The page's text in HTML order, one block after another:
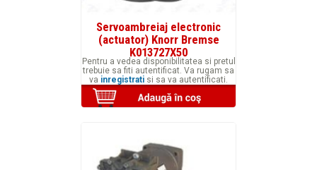
Servoambreiaj electronic
(actuator) Knorr Bremse
K013727X50
Pentru a vedea disponibilitatea si pretul
trebuie sa fiti autentificat. Va rugam sa
va inregistrati si sa va autentificati.